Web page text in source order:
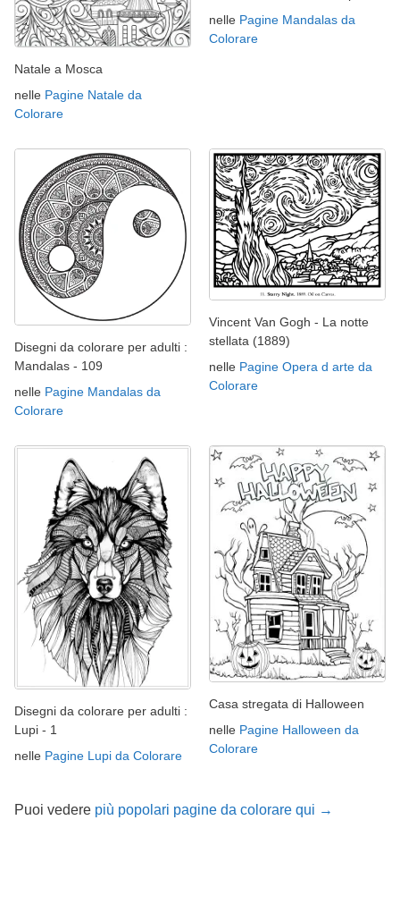
Natale a Mosca
nelle Pagine Natale da
Colorare
nelle Pagine Mandalas da
Colorare
Disegni da colorare per adulti :
Mandalas - 109
nelle Pagine Mandalas da
Colorare
Vincent Van Gogh - La notte
stellata (1889)
nelle Pagine Opera d arte da
Colorare
Disegni da colorare per adulti :
Lupi - 1
nelle Pagine Lupi da Colorare
Casa stregata di Halloween
nelle Pagine Halloween da
Colorare
Puoi vedere più popolari pagine da colorare qui →